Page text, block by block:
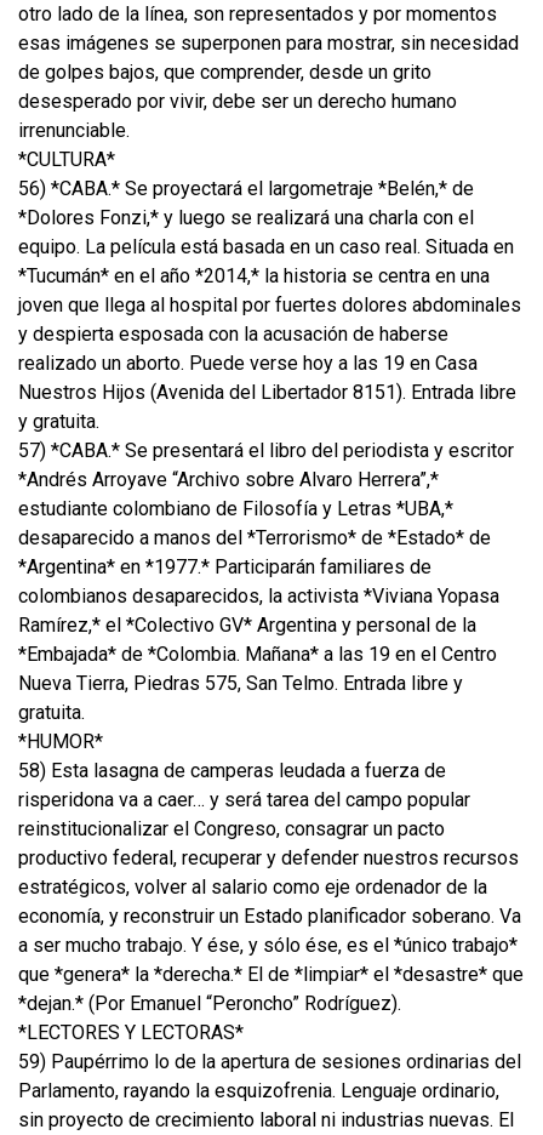
otro lado de la línea, son representados y por momentos
esas imágenes se superponen para mostrar, sin necesidad
de golpes bajos, que comprender, desde un grito
desesperado por vivir, debe ser un derecho humano
irrenunciable.
*CULTURA*
56) *CABA.* Se proyectará el largometraje *Belén,* de
*Dolores Fonzi,* y luego se realizará una charla con el
equipo. La película está basada en un caso real. Situada en
*Tucumán* en el año *2014,* la historia se centra en una
joven que llega al hospital por fuertes dolores abdominales
y despierta esposada con la acusación de haberse
realizado un aborto. Puede verse hoy a las 19 en Casa
Nuestros Hijos (Avenida del Libertador 8151). Entrada libre
y gratuita.
57) *CABA.* Se presentará el libro del periodista y escritor
*Andrés Arroyave “Archivo sobre Alvaro Herrera”,*
estudiante colombiano de Filosofía y Letras *UBA,*
desaparecido a manos del *Terrorismo* de *Estado* de
*Argentina* en *1977.* Participarán familiares de
colombianos desaparecidos, la activista *Viviana Yopasa
Ramírez,* el *Colectivo GV* Argentina y personal de la
*Embajada* de *Colombia. Mañana* a las 19 en el Centro
Nueva Tierra, Piedras 575, San Telmo. Entrada libre y
gratuita.
*HUMOR*
58) Esta lasagna de camperas leudada a fuerza de
risperidona va a caer… y será tarea del campo popular
reinstitucionalizar el Congreso, consagrar un pacto
productivo federal, recuperar y defender nuestros recursos
estratégicos, volver al salario como eje ordenador de la
economía, y reconstruir un Estado planificador soberano. Va
a ser mucho trabajo. Y ése, y sólo ése, es el *único trabajo*
que *genera* la *derecha.* El de *limpiar* el *desastre* que
*dejan.* (Por Emanuel “Peroncho” Rodríguez).
*LECTORES Y LECTORAS*
59) Paupérrimo lo de la apertura de sesiones ordinarias del
Parlamento, rayando la esquizofrenia. Lenguaje ordinario,
sin proyecto de crecimiento laboral ni industrias nuevas. El